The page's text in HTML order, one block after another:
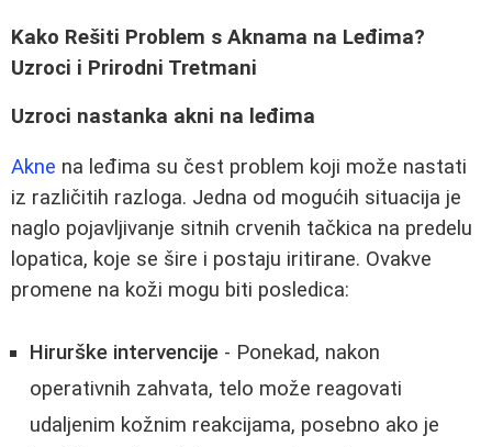
Kako Rešiti Problem s Aknama na Leđima?
Uzroci i Prirodni Tretmani
Uzroci nastanka akni na leđima
Akne na leđima su čest problem koji može nastati
iz različitih razloga. Jedna od mogućih situacija je
naglo pojavljivanje sitnih crvenih tačkica na predelu
lopatica, koje se šire i postaju iritirane. Ovakve
promene na koži mogu biti posledica:
Hirurške intervencije - Ponekad, nakon
operativnih zahvata, telo može reagovati
udaljenim kožnim reakcijama, posebno ako je